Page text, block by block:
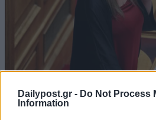
Dailypost.gr - Do Not Process
Information